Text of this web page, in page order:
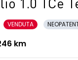
1.0 TCe
VENDUTA
km